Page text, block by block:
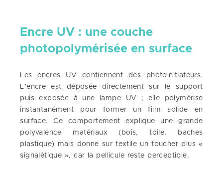
Encre UV : une couche
photopolymérisée en surface
Les encres UV contiennent des photoinitiateurs.
L’encre est déposée directement sur le support
puis exposée à une lampe UV ; elle polymérise
instantanément pour former un film solide en
surface. Ce comportement explique une grande
polyvalence matériaux (bois, toile, baches
plastique) mais donne sur textile un toucher plus «
signalétique », car la pellicule reste perceptible.